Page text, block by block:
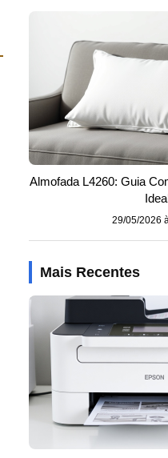
Almofada L4260: Guia
29/05/2026
Mais Recentes